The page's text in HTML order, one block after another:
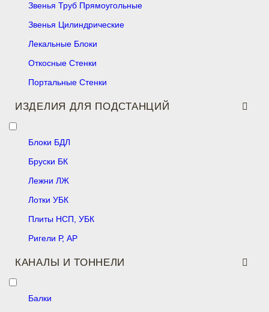
Звенья Труб Прямоугольные
Звенья Цилиндрические
Лекальные Блоки
Откосные Стенки
Портальные Стенки
ИЗДЕЛИЯ ДЛЯ ПОДСТАНЦИЙ
Блоки БДЛ
Бруски БК
Лежни ЛЖ
Лотки УБК
Плиты НСП, УБК
Ригели Р, АР
КАНАЛЫ И ТОННЕЛИ
Балки